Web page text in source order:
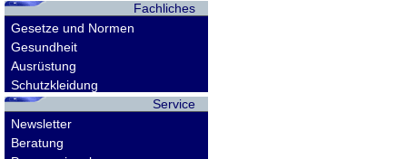
Fachliches
Gesetze und Normen
Gesundheit
Ausrüstung
Schutzkleidung
Service
Newsletter
Beratung